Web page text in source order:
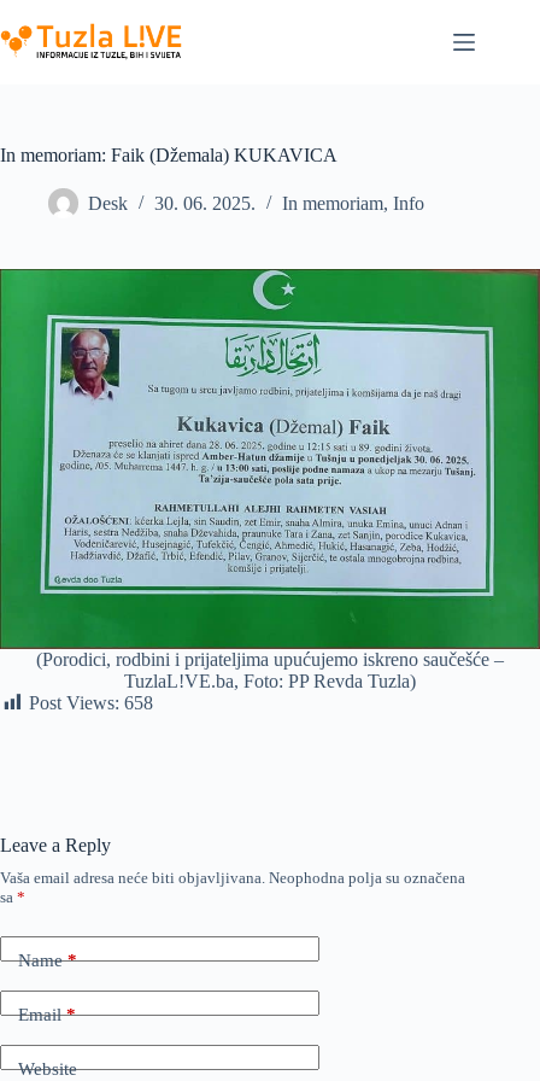
to
content
In memoriam: Faik (Džemala) KUKAVICA
Desk 30. 06. 2025. In memoriam, Info
(Porodici, rodbini i prijateljima upućujemo iskreno saučešće –
TuzlaL!VE.ba, Foto: PP Revda Tuzla)
Post Views: 658
Leave a Reply
Vaša email adresa neće biti objavljivana. Neophodna polja su označena
sa *
Name*
Email*
Website